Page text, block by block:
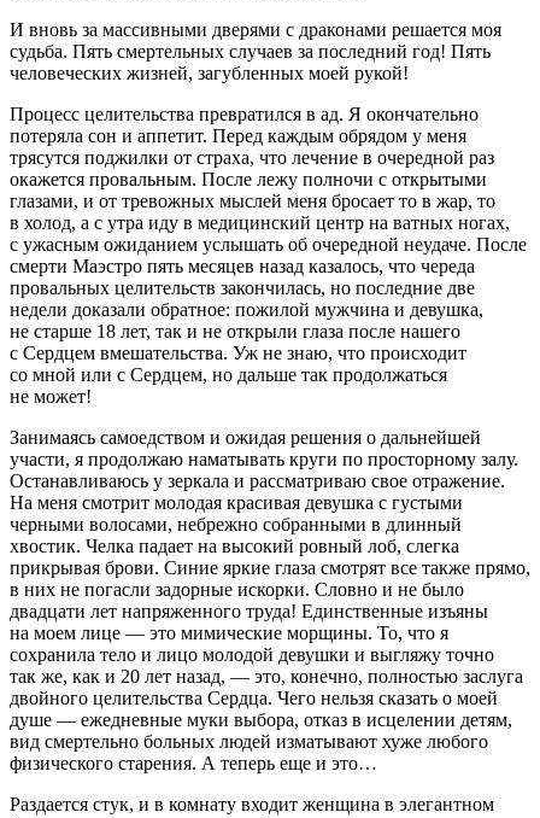
И вновь за массивными дверями с драконами решается моя
судьба. Пять смертельных случаев за последний год! Пять
человеческих жизней, загубленных моей рукой!
Процесс целительства превратился в ад. Я окончательно
потеряла сон и аппетит. Перед каждым обрядом у меня
трясутся поджилки от страха, что лечение в очередной раз
окажется провальным. После лежу полночи с открытыми
глазами, и от тревожных мыслей меня бросает то в жар, то
в холод, а с утра иду в медицинский центр на ватных ногах,
с ужасным ожиданием услышать об очередной неудаче. После
смерти Маэстро пять месяцев назад казалось, что череда
провальных целительств закончилась, но последние две
недели доказали обратное: пожилой мужчина и девушка,
не старше 18 лет, так и не открыли глаза после нашего
с Сердцем вмешательства. Уж не знаю, что происходит
со мной или с Сердцем, но дальше так продолжаться
не может!
Занимаясь самоедством и ожидая решения о дальнейшей
участи, я продолжаю наматывать круги по просторному залу.
Останавливаюсь у зеркала и рассматриваю свое отражение.
На меня смотрит молодая красивая девушка с густыми
черными волосами, небрежно собранными в длинный
хвостик. Челка падает на высокий ровный лоб, слегка
прикрывая брови. Синие яркие глаза смотрят все также прямо,
в них не погасли задорные искорки. Словно и не было
двадцати лет напряженного труда! Единственные изъяны
на моем лице — это мимические морщины. То, что я
сохранила тело и лицо молодой девушки и выгляжу точно
так же, как и 20 лет назад, — это, конечно, полностью заслуга
двойного целительства Сердца. Чего нельзя сказать о моей
душе — ежедневные муки выбора, отказ в исцелении детям,
вид смертельно больных людей изматывают хуже любого
физического старения. А теперь еще и это…
Раздается стук, и в комнату входит женщина в элегантном